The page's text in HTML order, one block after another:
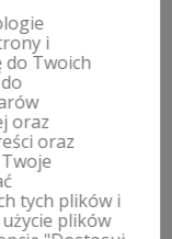
i
do Twoich
oraz
oraz
tych plików i
plików